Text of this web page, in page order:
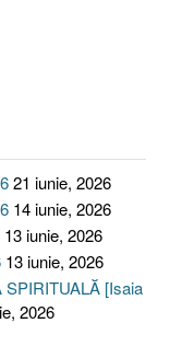
21 iunie, 2026
14 iunie, 2026
13 iunie, 2026
13 iunie, 2026
[Isaia
2026